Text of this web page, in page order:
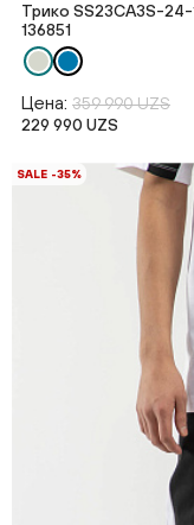
Трико SS23CA3S-24-
136851
Цена: 359 990 UZS
229 990 UZS
SALE -35%